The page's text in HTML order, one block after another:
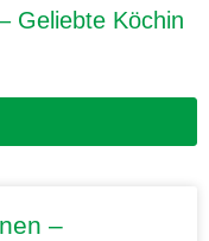
Geliebte Köchin
–